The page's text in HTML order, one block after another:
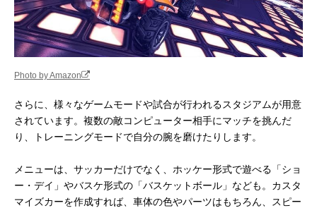
Photo by Amazon
さらに、様々なゲームモードや試合が行われるスタジアムが用意
されています。複数の敵コンピューター相手にマッチを挑んだ
り、トレーニングモードで自分の腕を磨けたりします。
メニューは、サッカーだけでなく、ホッケー形式で遊べる「ショ
ー・デイ」やバスケ形式の「バスケットボール」なども。カスタ
マイズカーを作成すれば、車体の色やパーツはもちろん、スピー